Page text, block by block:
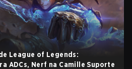
League of Legends:
ADCs, Nerf na Camille Suporte